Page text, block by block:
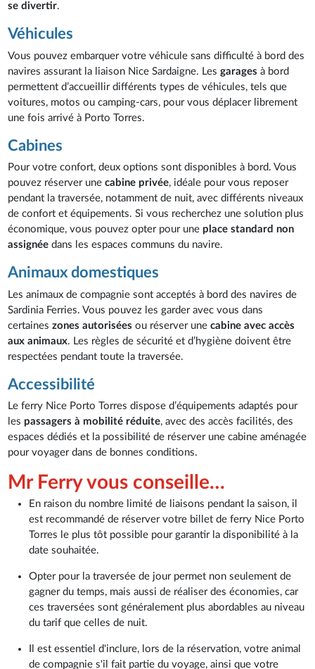
se divertir.
Véhicules
Vous pouvez embarquer votre véhicule sans difficulté à bord des
navires assurant la liaison Nice Sardaigne. Lesgaragesà bord
permettent d’accueillir différents types de véhicules, tels que
voitures, motos ou camping-cars, pour vous déplacer librement
une fois arrivé à Porto Torres.
Cabines
Pour votre confort, deux options sont disponibles à bord. Vous
pouvez réserver unecabine privée, idéale pour vous reposer
pendant la traversée, notamment de nuit, avec différents niveaux
de confort et équipements. Si vous recherchez une solution plus
économique, vous pouvez opter pour une place standard non
assignée dans les espaces communs du navire.
Animaux domestiques
Les animaux de compagnie sont acceptés à bord des navires de
Sardinia Ferries. Vous pouvez les garder avec vous dans
certaineszones autorisées ou réserver unecabine avec accès
aux animaux. Les règles de sécurité et d’hygiène doivent être
respectées pendant toute la traversée.
Accessibilité
Le ferry Nice Porto Torres dispose d’équipements adaptés pour
les passagers à mobilité réduite, avec des accès facilités, des
espaces dédiés et la possibilité de réserver une cabine aménagée
pour voyager dans de bonnes conditions.
Mr Ferry vous conseille…
En raison du nombre limité de liaisons pendant la saison, il
est recommandé de réserver votre billet de ferry Nice Porto
Torres le plus tôt possible pour garantir la disponibilité à la
date souhaitée.
Opter pour la traversée de jour permet non seulement de
gagner du temps, mais aussi de réaliser des économies, car
ces traversées sont généralement plus abordables au niveau
du tarif que celles de nuit.
Il est essentiel d'inclure, lors de la réservation, votre animal
de compagnie s'il fait partie du voyage, ainsi que votre